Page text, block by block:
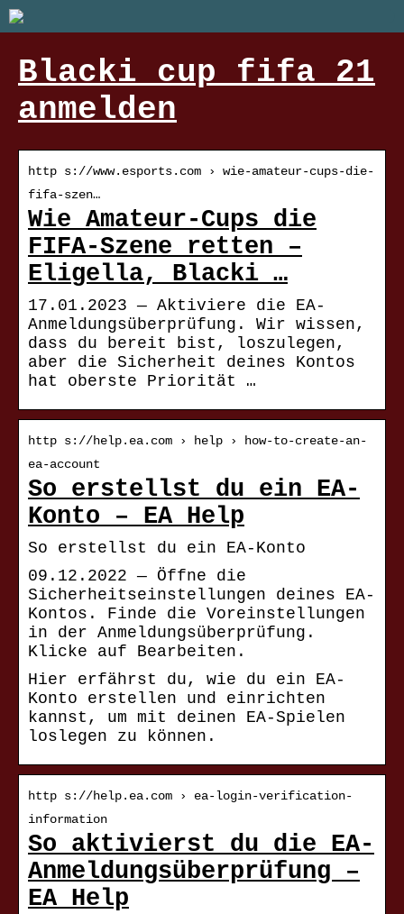
Blacki cup fifa 21
anmelden
http s://www.esports.com › wie-amateur-cups-die-
fifa-szen…
Wie Amateur-Cups die
FIFA-Szene retten –
Eligella, Blacki …
17.01.2023 — Aktiviere die EA-
Anmeldungsüberprüfung. Wir wissen,
dass du bereit bist, loszulegen,
aber die Sicherheit deines Kontos
hat oberste Priorität …
http s://help.ea.com › help › how-to-create-an-
ea-account
So erstellst du ein EA-
Konto – EA Help
So erstellst du ein EA-Konto
09.12.2022 — Öffne die
Sicherheitseinstellungen deines EA-
Kontos. Finde die Voreinstellungen
in der Anmeldungsüberprüfung.
Klicke auf Bearbeiten.
Hier erfährst du, wie du ein EA-
Konto erstellen und einrichten
kannst, um mit deinen EA-Spielen
loslegen zu können.
http s://help.ea.com › ea-login-verification-
information
So aktivierst du die EA-
Anmeldungsüberprüfung –
EA Help